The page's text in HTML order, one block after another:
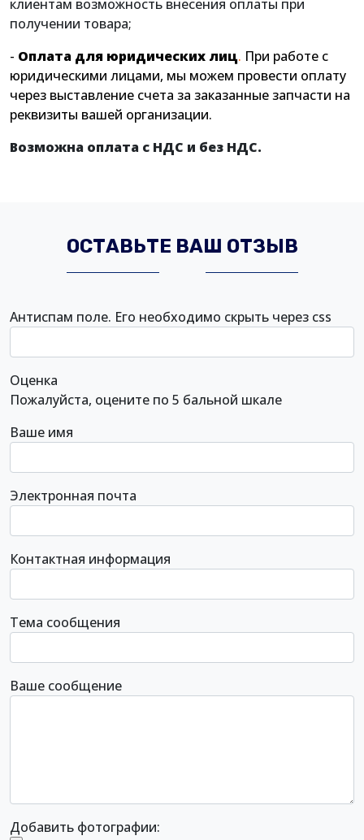
клиентам возможность внесения оплаты при
получении товара;
- Оплата для юридических лиц. При работе с
юридическими лицами, мы можем провести оплату
через выставление счета за заказанные запчасти на
реквизиты вашей организации.
Возможна оплата с НДС и без НДС.
ОСТАВЬТЕ ВАШ ОТЗЫВ
Антиспам поле. Его необходимо скрыть через css
Оценка
Пожалуйста, оцените по 5 бальной шкале
Ваше имя
Электронная почта
Контактная информация
Тема сообщения
Ваше сообщение
Добавить фотографии: